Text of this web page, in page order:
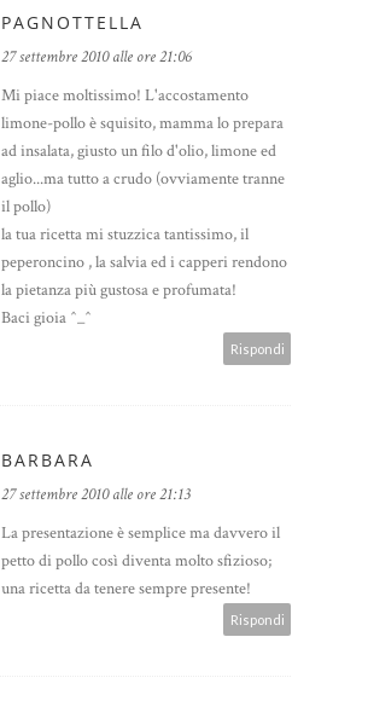
PAGNOTTELLA
27 settembre 2010 alle ore 21:06
Mi piace moltissimo! L'accostamento
limone-pollo è squisito, mamma lo prepara
ad insalata, giusto un filo d'olio, limone ed
aglio...ma tutto a crudo (ovviamente tranne
il pollo)
la tua ricetta mi stuzzica tantissimo, il
peperoncino , la salvia ed i capperi rendono
la pietanza più gustosa e profumata!
Baci gioia ^_^
Rispondi
BARBARA
27 settembre 2010 alle ore 21:13
La presentazione è semplice ma davvero il
petto di pollo così diventa molto sfizioso;
una ricetta da tenere sempre presente!
Rispondi